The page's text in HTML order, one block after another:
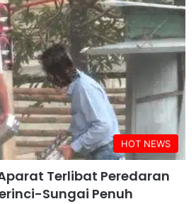
HOT NEWS
Terlibat Peredaran
Sungai Penuh